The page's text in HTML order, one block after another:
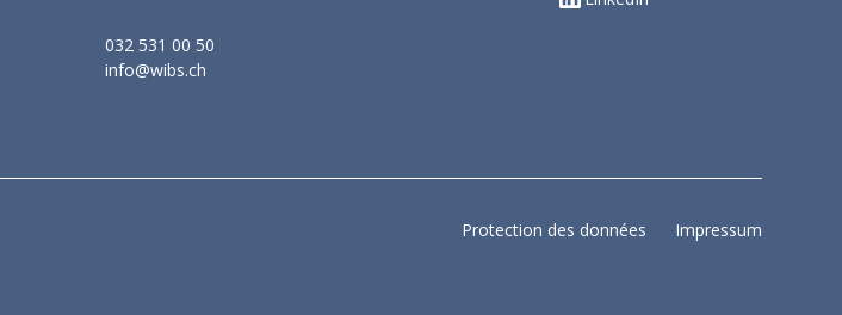
032 531 00 50
info@wibs.ch
Protection des données Impressum